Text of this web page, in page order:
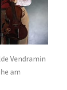
Vendramin
am